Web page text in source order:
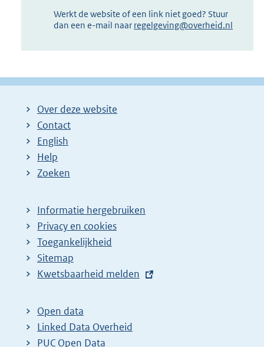
Werkt de website of een link niet goed? Stuur
dan een e-mail naar regelgeving@overheid.nl
Over deze website
Contact
English
Help
Zoeken
Informatie hergebruiken
Privacy en cookies
Toegankelijkheid
Sitemap
E
t
e
r
Kwetsbaarheid melden
Open data
Linked Data Overheid
PUC Open Data